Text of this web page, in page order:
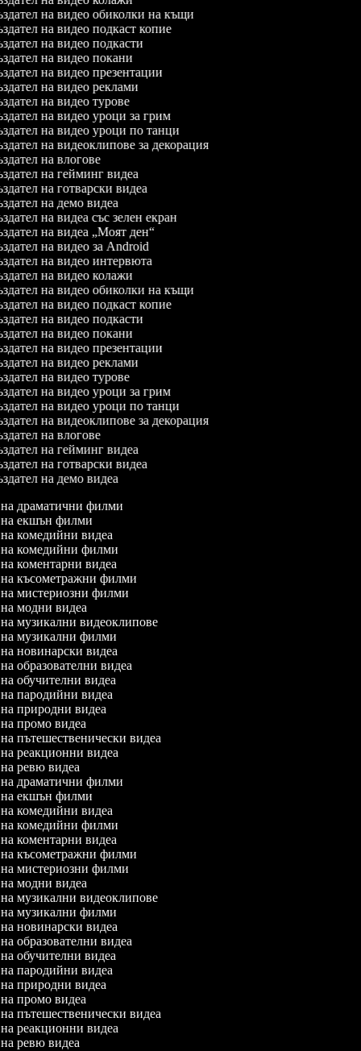
на видео обиколки на къщи
на видео подкаст копие
на видео подкасти
на видео покани
на видео презентации
на видео реклами
на видео турове
на видео уроци за грим
на видео уроци по танци
на видеоклипове за декорация
на влогове
на гейминг видеа
на готварски видеа
на демо видеа
на видеа със зелен екран
на видеа „Моят ден“
на видео за Android
на видео интервюта
на видео колажи
на видео обиколки на къщи
на видео подкаст копие
на видео подкасти
на видео покани
на видео презентации
на видео реклами
на видео турове
на видео уроци за грим
на видео уроци по танци
на видеоклипове за декорация
на влогове
на гейминг видеа
на готварски видеа
на демо видеа
на драматични филми
на екшън филми
на комедийни видеа
на комедийни филми
на коментарни видеа
на късометражни филми
на мистериозни филми
на модни видеа
на музикални видеоклипове
на музикални филми
на новинарски видеа
на образователни видеа
на обучителни видеа
на пародийни видеа
на природни видеа
на промо видеа
на пътешественически видеа
на реакционни видеа
на ревю видеа
на драматични филми
на екшън филми
на комедийни видеа
на комедийни филми
на коментарни видеа
на късометражни филми
на мистериозни филми
на модни видеа
на музикални видеоклипове
на музикални филми
на новинарски видеа
на образователни видеа
на обучителни видеа
на пародийни видеа
на природни видеа
на промо видеа
на пътешественически видеа
на реакционни видеа
на ревю видеа